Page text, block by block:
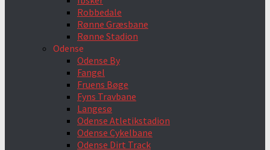
Robbedale
Rønne Græsbane
Rønne Stadion
Odense
Odense By
Fangel
Fruens Bøge
Fyns Travbane
Langesø
Odense Atletikstadion
Odense Cykelbane
Odense Dirt Track